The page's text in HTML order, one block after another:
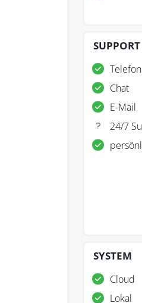
SUPPORT
Telefon
Chat
E-Mail
24/7
SYSTEM
Cloud
Lokal